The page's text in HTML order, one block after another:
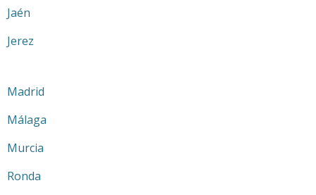
Jaén
Jerez
Madrid
Málaga
Murcia
Ronda